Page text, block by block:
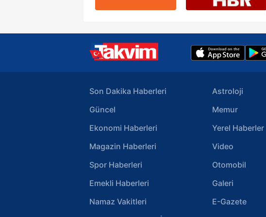
Son Dakika Haberleri
Güncel
Ekonomi Haberleri
Magazin Haberleri
Spor Haberleri
Emekli Haberleri
Namaz Vakitleri
Astroloji
Memur
Yerel Haberler
Video
Otomobil
Galeri
E-Gazete